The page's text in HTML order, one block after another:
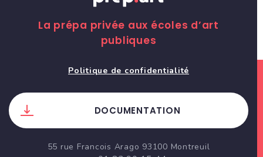
La prépa privée aux écoles d’art
publiques
Politique de confidentialité
DOCUMENTATION
55 rue Francois Arago 93100 Montreuil